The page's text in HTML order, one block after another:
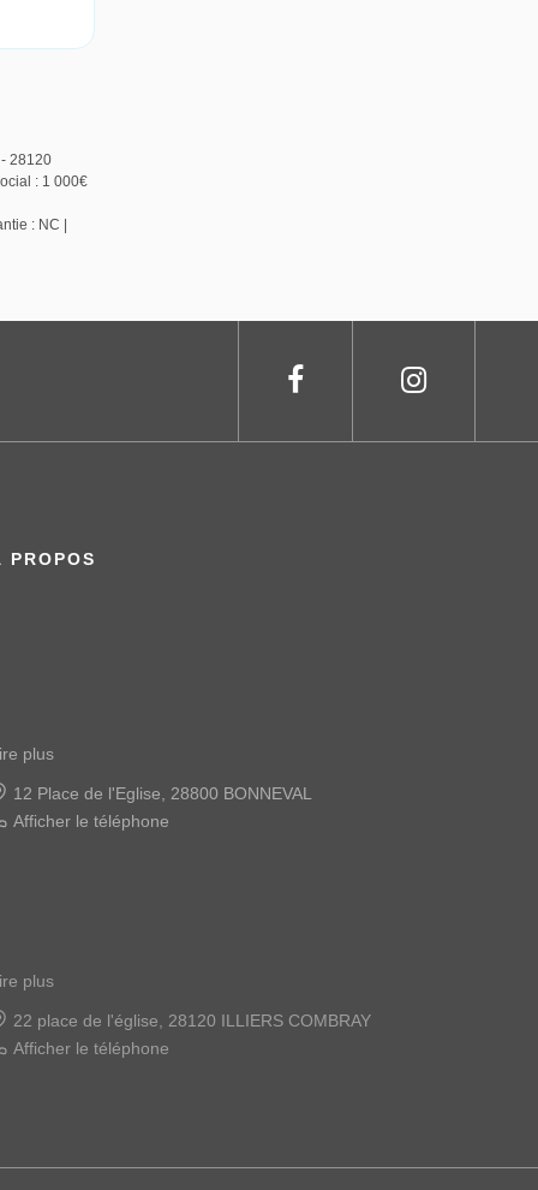
28120
: 1 000€
: NC |
PROPOS
plus
22 place de l'église, 28120 ILLIERS COMBRAY
Afficher le téléphone